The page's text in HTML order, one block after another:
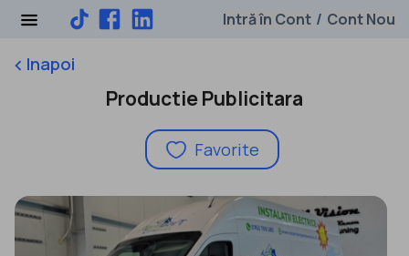
Intră în Cont / Cont Nou
keyboard_arrow_leftInapoi
Productie Publicitara
Favorite